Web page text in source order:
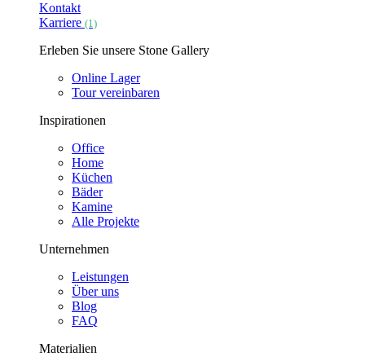
Kontakt
Karriere (1)
Erleben Sie unsere Stone Gallery
Online Lager
Tour vereinbaren
Inspirationen
Office
Home
Küchen
Bäder
Kamine
Alle Projekte
Unternehmen
Leistungen
Über uns
Blog
FAQ
Materialien